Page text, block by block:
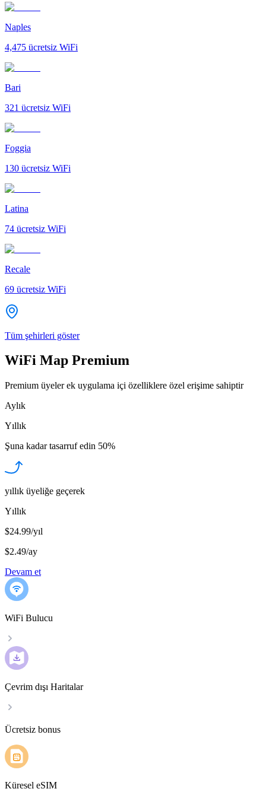
Naples
4,475 ücretsiz WiFi
Bari
321 ücretsiz WiFi
Foggia
130 ücretsiz WiFi
Latina
74 ücretsiz WiFi
Recale
69 ücretsiz WiFi
Tüm şehirleri göster
WiFi Map Premium
Premium üyeler ek uygulama içi özelliklere özel erişime sahiptir
Aylık
Yıllık
Şuna kadar tasarruf edin 50%
yıllık üyeliğe geçerek
Yıllık
$24.99/yıl
$2.49/ay
Devam et
WiFi Bulucu
Çevrim dışı Haritalar
Ücretsiz bonus
Küresel eSIM